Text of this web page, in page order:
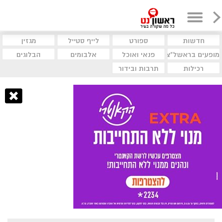
חדשות ספורט לייף סטייל
מגזין
מופעים בראשל"צ
פנאי ואוכל אלבומים
הבלוגים
רכילות
תרבות ובידור